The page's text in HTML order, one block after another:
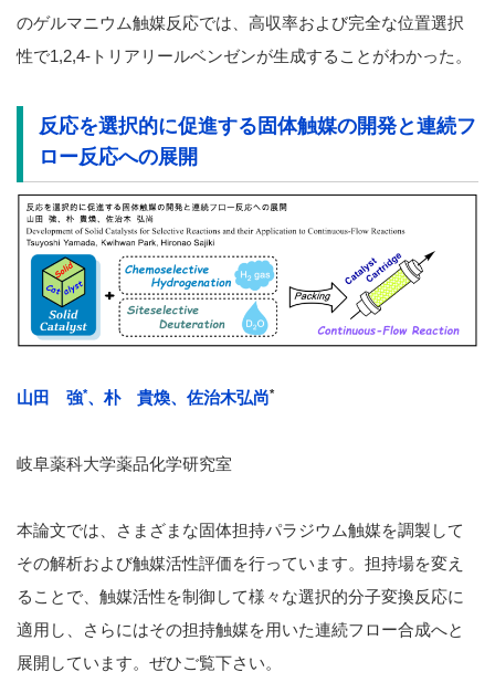
のゲルマニウム触媒反応では、高収率および完全な位置選択
性で1,2,4-トリアリールベンゼンが生成することがわかった。
反応を選択的に促進する 固体触媒の開発と連続フ
ロー反応への展開
山田 強*、朴 貴煥、佐治木弘尚*
岐阜薬科大学薬品化学研究室
本論文では、さまざまな固体担持パラジウム触媒を調製して
その解析および触媒活性評価を行っています。担持場を変え
ることで、触媒活性を制御して様々な選択的分子変換反応に
適用し、さらにはその担持触媒を用いた連続フロー合成へと
展開しています。ぜひご覧下さい。